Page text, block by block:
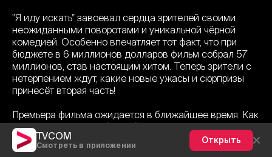
TVCOM
Смотреть в приложении
Открыть
"Я иду искать" завоевал сердца зрителей своими
неожиданными поворотами и уникальной чёрной
комедией. Особенно впечатляет тот факт, что при
бюджете в 6 миллионов долларов фильм собрал 57
миллионов, став настоящим хитом. Теперь зрители с
нетерпением ждут, какие новые ужасы и сюрпризы
принесёт вторая часть!
Премьера фильма ожидается в ближайшее время. Как
на этот раз невеста будет бороться за свою жизнь?
Кровавая игра продолжается!